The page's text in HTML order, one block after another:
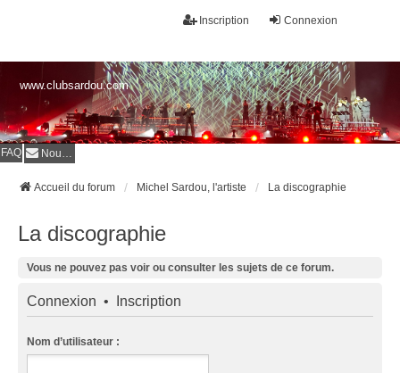
Connexion
Inscription
www.clubsardou.com
FAQ Nous contacter
Accueil du forum Michel Sardou, l'artiste La discographie
La discographie
Vous ne pouvez pas voir ou consulter les sujets de ce forum.
Connexion • Inscription
Nom d’utilisateur :